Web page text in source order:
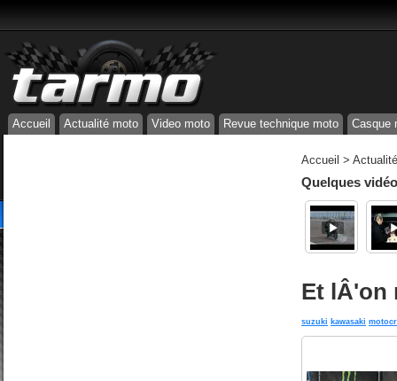
Accueil Actualité moto Video moto Revue technique moto Casque
Accueil >
Quelques
Et lÂ'on
suzuki kawasaki